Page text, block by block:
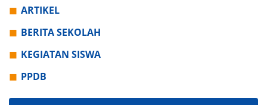
ARTIKEL
BERITA SEKOLAH
KEGIATAN SISWA
PPDB